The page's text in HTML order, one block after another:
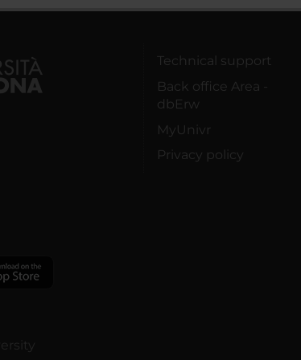
Technical support
Back office Area -
dbErw
MyUnivr
Privacy policy